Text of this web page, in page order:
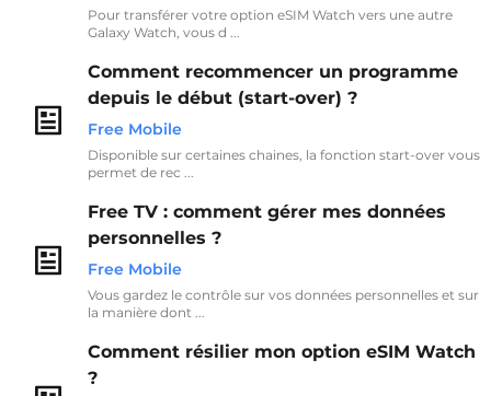
Pour transférer votre option eSIM Watch vers une autre
Galaxy Watch, vous d ...
Comment recommencer un programme
depuis le début (start-over) ?
Free Mobile
Disponible sur certaines chaines, la fonction start-over vous
permet de rec ...
Free TV : comment gérer mes données
personnelles ?
Free Mobile
Vous gardez le contrôle sur vos données personnelles et sur
la manière dont ...
Comment résilier mon option eSIM Watch
?